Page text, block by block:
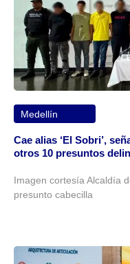
Medellín
Cae alias ‘El Sobri’,
otros 10 presuntos
Imagen cortesía Alcaldía
presunto cabecilla